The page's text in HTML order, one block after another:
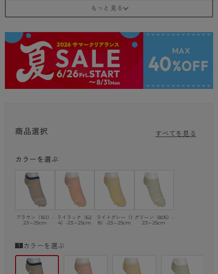
厳選したハーブや精油、植物油など、世界中の自然の恵みを調達していま
店のほか、
メディカルハーブガーデンや、アーユルヴェーダサロン、カルチャースク
ールなどを通じて、
ハーブやアロマテラピーを普及・啓発してきました。
そして、今、心身ともに健康で美しくあるためのWellness（ウェルネ
ス）＆Well-being（ウェルビーイング）なライフスタイルを提案してい
きます。
綿混素材を使用しているので、肌触りが良く、長時間はいても快適です。
さらに、生活の木のセサミオイルを配合した柔軟加工剤を使用しているの
かかとがずれにくい加工で、フィット感のあるはき心地。
カラーはブラウン、ライラック、ライトグレー、グリーンの全4色から選
べるので、コーディネートの幅も広がりますよ！
・スニーカー丈
・綿混
・ワイドヒール
※商品画像はできる限り実物の色に近づけるよう調整しておりますが、
商品選択 すべてを見る
カラーを選ぶ
ブラウン（161）-
23～25cm
ライラック（62
4）-23～25cm
ライトグレー（1
8）-23～25cm
グリーン（805）-
23～25cm
カラーを選ぶ